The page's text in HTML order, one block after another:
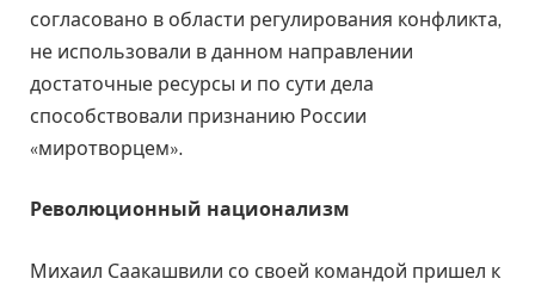
согласовано в области регулирования конфликта,
не использовали в данном направлении
достаточные ресурсы и по сути дела
способствовали признанию России
«миротворцем».
Революционный национализм
Михаил Саакашвили со своей командой пришел к